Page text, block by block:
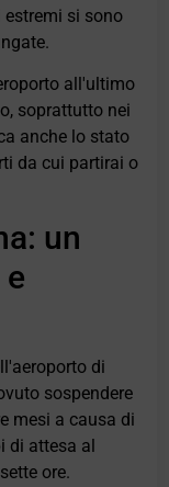
estremi si sono
all'ultimo
soprattutto nei
anche lo stato
da cui partirai o
un
di
sospendere
mesi a causa di
di attesa al
ore.